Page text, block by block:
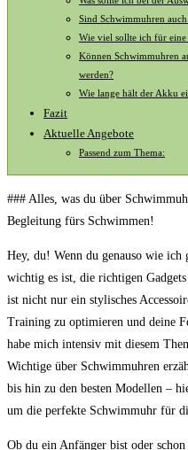
Sind ‌Schwimmuhren
Wie viel sollte ich für
Können Schwimmuhren
werden?
Wie lange‍ hält der Akku
Fazit
Aktuelle Angebote
Passend zum Thema:
### Alles, was du über
Begleitung fürs Schwimmen!
Hey, du! Wenn du genauso wie
wichtig es ist, die richtigen
ist nicht nur ein ‌stylisches
Training zu optimieren​ und deine
habe mich intensiv mit diesem
‌Wichtige‌ über Schwimmuhren
bis hin zu den ⁤besten Modellen –
um die perfekte Schwimmuhr für⁣
Ob du ein‍ Anfänger‍ bist oder